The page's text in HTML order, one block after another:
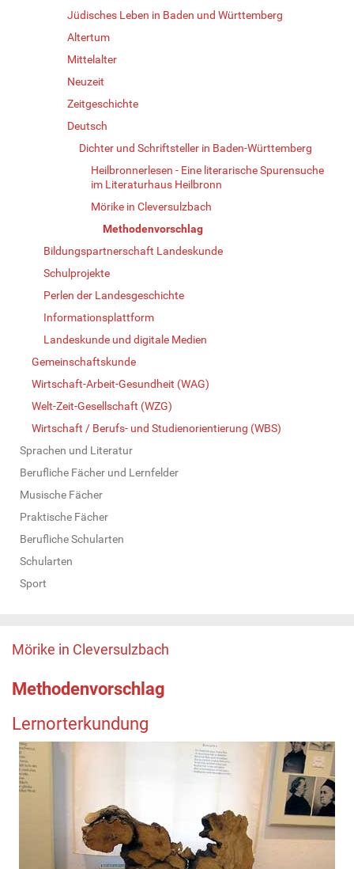
Jüdisches Leben in Baden und Württemberg
Altertum
Mittelalter
Neuzeit
Zeitgeschichte
Deutsch
Dichter und Schriftsteller in Baden-Württemberg
Heilbronnerlesen - Eine literarische Spurensuche
im Literaturhaus Heilbronn
Mörike in Cleversulzbach
Methodenvorschlag
Bildungspartnerschaft Landeskunde
Schulprojekte
Perlen der Landesgeschichte
Informationsplattform
Landeskunde und digitale Medien
Gemeinschaftskunde
Wirtschaft-Arbeit-Gesundheit (WAG)
Welt-Zeit-Gesellschaft (WZG)
Wirtschaft / Berufs- und Studienorientierung (WBS)
Sprachen und Literatur
Berufliche Fächer und Lernfelder
Musische Fächer
Praktische Fächer
Berufliche Schularten
Schularten
Sport
Mörike in Cleversulzbach
Methodenvorschlag
Lernorterkundung